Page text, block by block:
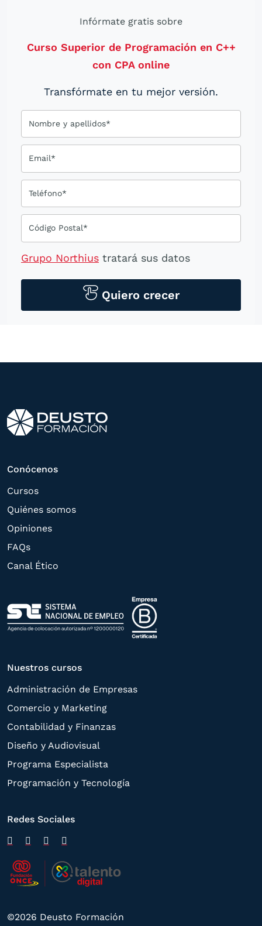
Infórmate gratis sobre
Curso Superior de Programación en C++
con CPA online
Transfórmate en tu mejor versión.
Nombre y apellidos*
Email*
Teléfono*
Código Postal*
Grupo Northius tratará sus datos
tecnológicos, incluso aplicaciones de
mensajería instantánea, con el fin de
otros directamente relacionados con el
correspondiente. Compartiremos su
solicitud con las empresas que conforman
estas puedan hacerle llegar la mejor
oferta de productos y servicios de acuerdo
a su petición. Quedan reconocidos los
Quiero crecer
Conócenos
Cursos
Quiénes somos
Opiniones
FAQs
Canal Ético
Nuestros cursos
Administración de Empresas
Comercio y Marketing
Contabilidad y Finanzas
Diseño y Audiovisual
Programa Especialista
Programación y Tecnología
Redes Sociales
©2026 Deusto Formación